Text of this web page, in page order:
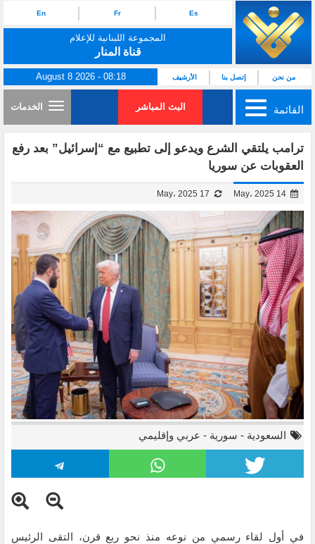
Es
Fr
En
المجموعة اللبنانية للإعلام
قناة المنار
من نحن إتصل بنا الأرشيف August 8 2026 - 08:18
القائمة البث المباشر الخدمات
ترامب يلتقي الشرع ويدعو إلى تطبيع مع “إسرائيل” بعد رفع
العقوبات عن سوريا
السعودية - سورية - عربي وإقليمي
في أول لقاء رسمي من نوعه منذ نحو ربع قرن، التقى الرئيس